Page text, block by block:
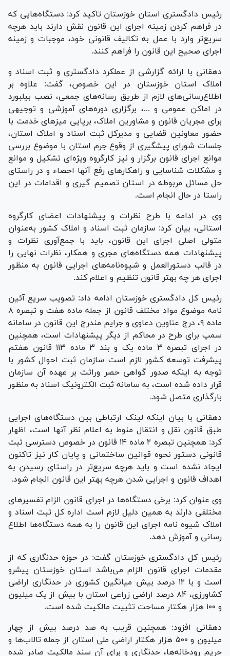
رئیس دادگستری استان خوزستان تاکید کرد: دستگاه‌هایی که
در فراهم کردن زمینه اجرای این قانون نقش دارند باید هرچه
سریع‌تر وارد با عمل به تکالیف قانونی خود، موجبات و زمینه
اجرای صحیح این قانون را فراهم کنند.
دهقانی با ارائه گزارشی از عملکرد دادگستری و ثبت اسناد و
املاک استان خوزستان در این خصوص، گفت: علاوه بر
اطلاع‌رسانی‌های لازم از طریق رسانه‌های جمعی، نصب بیلبورد
در اماکن عمومی و ...، برگزاری دوره‌های آموزشی و توجیهی
برای مجریان قانون و مشاورین املاک، برپایی میز‌های خدمت با
حضور معاونین قضایی و مدیرکل ثبت اسناد و املاک استان،
جلسات شورای پیشگیری از وقوع جرم استان با موضوع بررسی
موانع اجرای قانون برگزار و نیز کارگروه ویژه‌ای تشکیل و موانع
و مشکلات شناسایی و راهکار‌های رفع آنها احصاء و در راستای
حل مسائل مربوطه در استان تصمیم گیری و اقدامات در این
راستا در حال انجام است.
وی در ادامه با طرح نظرات و پیشنهادات اعضای کارگروه
استانی، بیان کرد: سازمان ثبت اسناد و املاک کشور به‌عنوان
متولی اصلی اجرای این قانون، باید با جمع‌آوری نظرات و
پیشنهادات همه دستگاه‌های مجری و همکار، نظرات نهایی را
در قالب دستورالعمل و شیوه‌نامه‌های اجرایی قانون به منظور
اجرای هر چه بهتر قانون تنظیم و اعلام کند.
رئیس کل دادگستری خوزستان ادامه داد: تصویب سریع آئین
نامه موضوع مواد مختلف قانون از جمله ماده هفت و تبصره ۸
ماده ۹، درج عناوین دعاوی و جرایم مندرج این قانون در سامانه
سمپ برای طرح در محاکم از دیگر پیشنهادات است، همچنین
در اجرای تبصره ۳ ماده یک و بند ۳ ماده ۱۱۳ قانون هفتم
پیشرفت توسعه کشور لازم است سازمان ثبت احوال کشور با
توجه به اینکه صدور گواهی حصر وراثت بر عهده آن سازمان
قرار داده شده است، به سامانه ثبت الکترونیک اسناد به منظور
بارگذاری متصل شود.
دهقانی با بیان اینکه لینک ارتباطی بین دستگاه‌های اجرایی
طبق قانون نقل و انتقال منوط به اعلام نظر آنها است، اظهار
کرد: همچنین تبصره ۲ ماده ۱۴ قانون در خصوص دسترسی ثبت
قانونی دستور نحوه قوانین ساختمانی و پایان کار نیز تاکنون
ایجاد نشده است و باید هرچه سریع‌تر در راستای رسیدن به
اهداف قانون و اجرایی شدن هرچه بهتر این قانون انجام شود.
وی عنوان کرد: برخی دستگاه‌ها در اجرای قانون الزام تفسیر‌های
مختلفی دارند به همین دلیل لازم است اداره کل ثبت اسناد و
املاک شیوه نامه اجرای این قانون را به همه دستگاه‌ها اطلاع
رسانی و آموزش دهد.
رئیس کل دادگستری خوزستان گفت: در حوزه حدنگاری که از
مقدمات اجرای قانون الزام می‌باشد استان خوزستان پیشرو
است و با ۱۲ درصد بیش میانگین کشوری در حدنگاری اراضی
کشاورزی، ۸۴ درصد اراضی زراعی استان با بیش از یک میلیون
و ۱۰۰ هزار هکتار مساحت تثبیت مالکیت شده است.
دهقانی افزود: همچنین قریب به صد درصد بیش از چهار
میلیون و ۵۰۰ هزار هکتار اراضی ملی استان از جمله تالاب‌ها و
حریم رودخانه‌ها، حدنگاری و برای آن سند مالکیت صادر شده